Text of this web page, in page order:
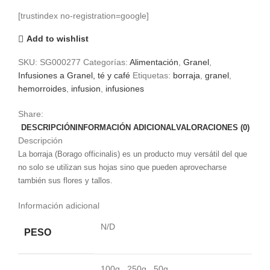
[trustindex no-registration=google]
Add to wishlist
SKU: SG000277 Categorías: Alimentación Granel
Infusiones a Granel, té y café Etiquetas: borraja granel
hemorroides infusion infusiones
Share:
DESCRIPCIÓN INFORMACIÓN ADICIONALVALORACIONES (0)
Descripción
La borraja (Borago officinalis) es un producto muy versátil del que
no solo se utilizan sus hojas sino que pueden aprovecharse
también sus flores y tallos.
Información adicional
PESO
N/D